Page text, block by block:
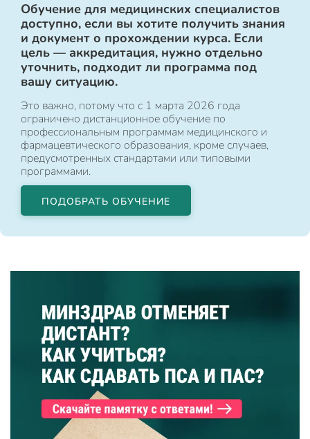
Обучение для медицинских специалистов
доступно, если вы хотите получить знания
и документ о прохождении курса. Если
цель — аккредитация, нужно отдельно
уточнить, подходит ли программа под
вашу ситуацию.
Это важно, потому что с 1 марта 2026 года
ограничено дистанционное обучение по
профессиональным программам медицинского и
фармацевтического образования, кроме случаев,
предусмотренных стандартами или типовыми
программами.
ПОДОБРАТЬ ОБУЧЕНИЕ